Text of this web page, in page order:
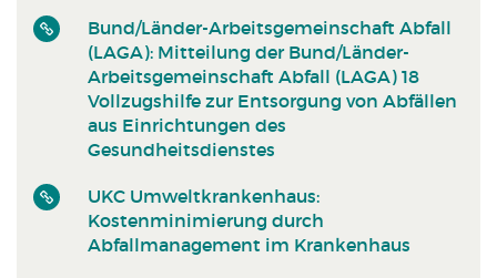
Bund/Länder-Arbeitsgemeinschaft Abfall
(LAGA): Mitteilung der Bund/Länder-
Arbeitsgemeinschaft Abfall (LAGA) 18
Vollzugshilfe zur Entsorgung von Abfällen
aus Einrichtungen des
Gesundheitsdienstes
UKC Umweltkrankenhaus:
Kostenminimierung durch
Abfallmanagement im Krankenhaus